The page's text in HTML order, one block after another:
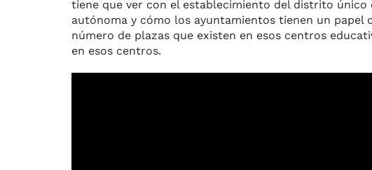
tiene que ver con el establecimiento del distrito
autónoma y cómo los ayuntamientos tienen un
número de plazas que existen en esos centros
en esos centros.